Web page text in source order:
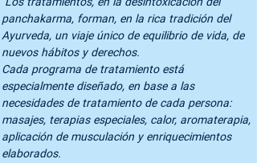
panchakarma, forman, en la rica tradición del
Ayurveda, un viaje único de equilibrio de vida, de
nuevos hábitos y derechos.
Cada programa de tratamiento está
especialmente diseñado, en base a las
necesidades de tratamiento de cada persona:
masajes, terapias especiales, calor, aromaterapia,
aplicación de musculación y enriquecimientos
elaborados.